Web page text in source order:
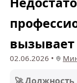
02.06.2026 •